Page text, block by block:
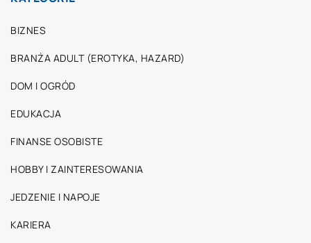
BIZNES
BRANŻA ADULT (EROTYKA, HAZARD)
DOM I OGRÓD
EDUKACJA
FINANSE OSOBISTE
HOBBY I ZAINTERESOWANIA
JEDZENIE I NAPOJE
KARIERA